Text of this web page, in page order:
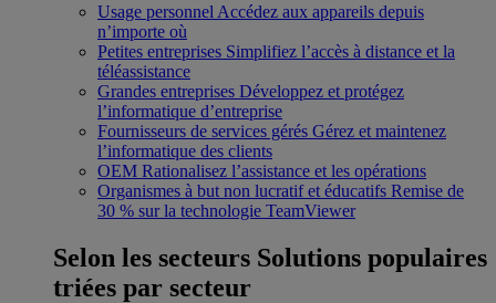
Usage personnel Accédez aux appareils depuis
n’importe où
Petites entreprises Simplifiez l’accès à distance et la
téléassistance
Grandes entreprises Développez et protégez
l’informatique d’entreprise
Fournisseurs de services gérés Gérez et maintenez
l’informatique des clients
OEM Rationalisez l’assistance et les opérations
Organismes à but non lucratif et éducatifs Remise de
30 % sur la technologie TeamViewer
Selon les secteurs Solutions populaires
triées par secteur